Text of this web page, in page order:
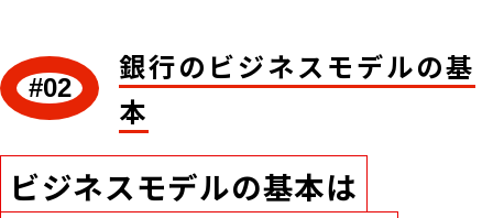
#02
銀行のビジネスモデルの基
本
ビジネスモデルの基本は